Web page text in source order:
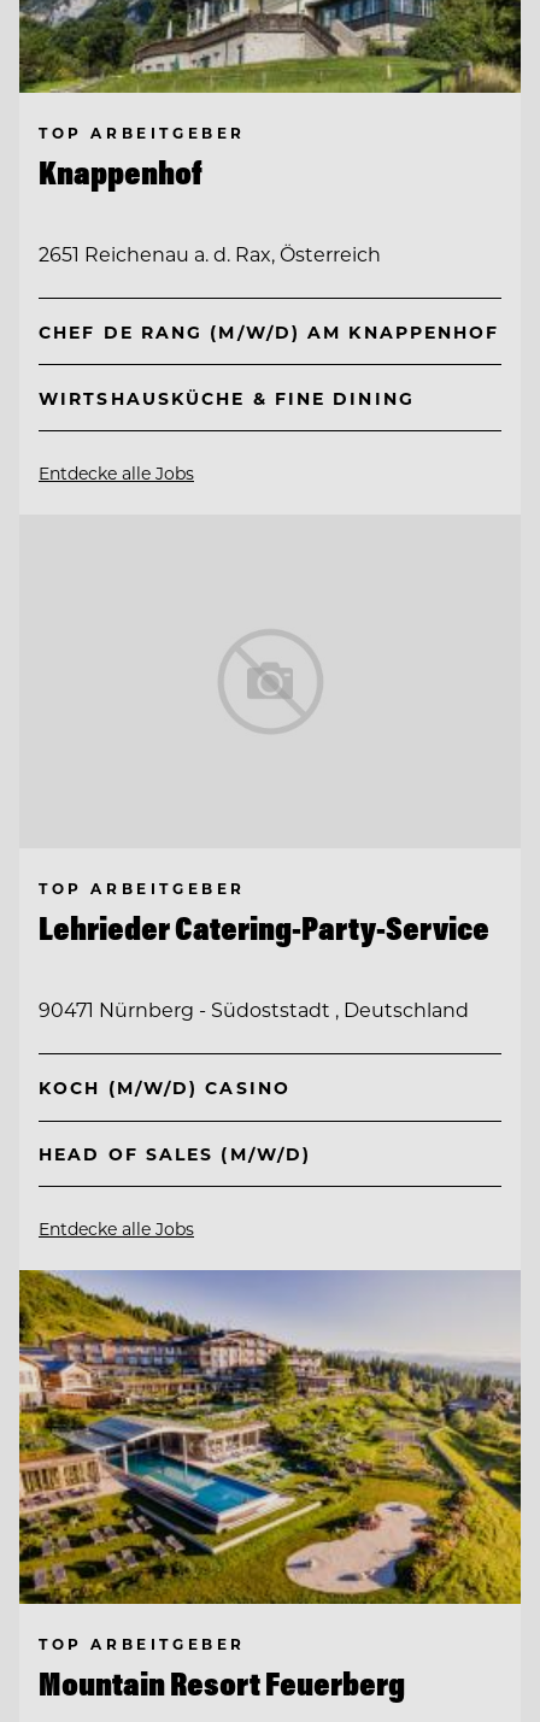
TOP ARBEITGEBER
Knappenhof
2651 Reichenau a. d. Rax, Österreich
CHEF DE RANG (M/W/D) AM KNAPPENHOF
WIRTSHAUSKÜCHE & FINE DINING
Entdecke alle Jobs
TOP ARBEITGEBER
Lehrieder Catering-Party-Service
90471 Nürnberg - Südoststadt , Deutschland
KOCH (M/W/D) CASINO
HEAD OF SALES (M/W/D)
Entdecke alle Jobs
TOP ARBEITGEBER
Mountain Resort Feuerberg